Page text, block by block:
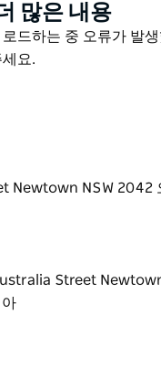
드 깡통에서 잔에 담아
요합니다. 따라서 휴
.
할 수 있는 Deli는 데이
많은 내용
드하는 중 오류가 발
요.
Newtown NSW 2042